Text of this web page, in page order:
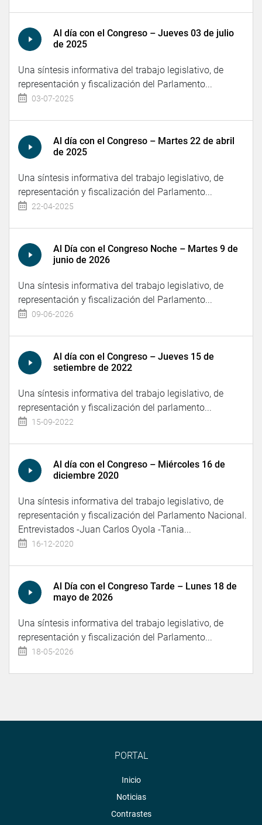
Al día con el Congreso – Jueves 03 de julio
de 2025
Una síntesis informativa del trabajo legislativo, de
representación y fiscalización del Parlamento...
03-07-2025
Al día con el Congreso – Martes 22 de abril
de 2025
Una síntesis informativa del trabajo legislativo, de
representación y fiscalización del Parlamento...
22-04-2025
Al Día con el Congreso Noche – Martes 9 de
junio de 2026
Una síntesis informativa del trabajo legislativo, de
representación y fiscalización del Parlamento...
09-06-2026
Al día con el Congreso – Jueves 15 de
setiembre de 2022
Una síntesis informativa del trabajo legislativo, de
representación y fiscalización del parlamento...
15-09-2022
Al día con el Congreso – Miércoles 16 de
diciembre 2020
Una síntesis informativa del trabajo legislativo, de
representación y fiscalización del Parlamento Nacional.
Entrevistados -Juan Carlos Oyola -Tania...
16-12-2020
Al Día con el Congreso Tarde – Lunes 18 de
mayo de 2026
Una síntesis informativa del trabajo legislativo, de
representación y fiscalización del Parlamento...
18-05-2026
PORTAL
Inicio
Noticias
Contrastes